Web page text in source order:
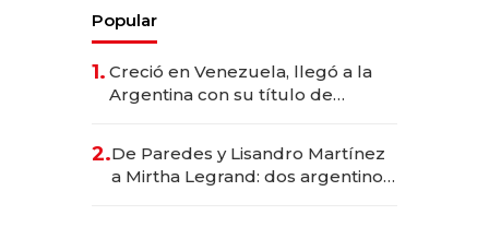
Popular
1. Creció en Venezuela, llegó a la
Argentina con su título de
las marcas "fast premium"
2.De Paredes y Lisandro Martínez
a Mirtha Legrand: dos argentinos